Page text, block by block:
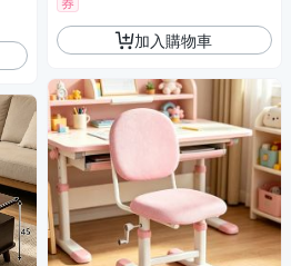
加入購物車